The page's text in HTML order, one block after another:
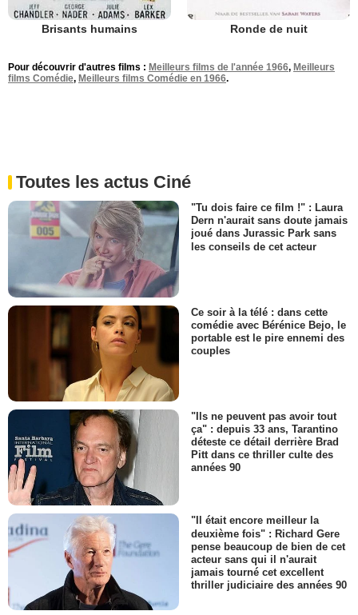
Brisants humains Ronde de nuit
Pour découvrir d'autres films : Meilleurs films de l'année 1966, Meilleurs
films Comédie, Meilleurs films Comédie en 1966.
Toutes les actus Ciné
"Tu dois faire ce film !" : Laura
Dern n'aurait sans doute jamais
joué dans Jurassic Park sans
les conseils de cet acteur
Ce soir à la télé : dans cette
comédie avec Bérénice Bejo, le
portable est le pire ennemi des
couples
"Ils ne peuvent pas avoir tout
ça" : depuis 33 ans, Tarantino
déteste ce détail derrière Brad
Pitt dans ce thriller culte des
années 90
"Il était encore meilleur la
deuxième fois" : Richard Gere
pense beaucoup de bien de cet
acteur sans qui il n'aurait
jamais tourné cet excellent
thriller judiciaire des années 90